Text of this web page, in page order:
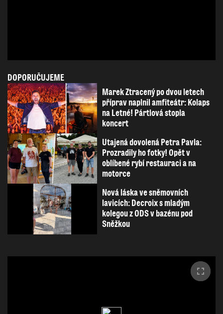
DOPORUČUJEME
Marek Ztracený po dvou letech
příprav naplnil amfiteátr: Kolaps
na Letné! Pártlová stopla
koncert
Utajená dovolená Petra Pavla:
Prozradily ho fotky! Opět v
oblíbené rybí restauraci a na
motorce
Nová láska ve sněmovních
lavicích: Decroix s mladým
kolegou z ODS v bazénu pod
Sněžkou